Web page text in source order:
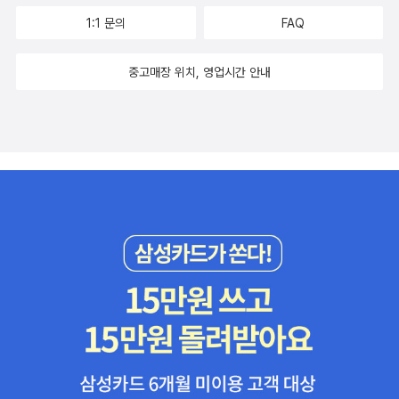
1:1 문의 FAQ
중고매장 위치, 영업시간 안내